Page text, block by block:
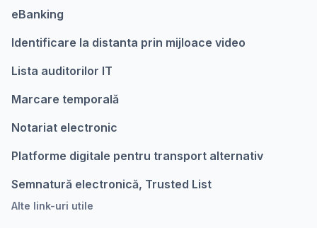
eBanking
Identificare la distanta prin mijloace video
Lista auditorilor IT
Marcare temporalǎ
Notariat electronic
Platforme digitale pentru transport alternativ
Semnatură electronică, Trusted List
Alte link-uri utile